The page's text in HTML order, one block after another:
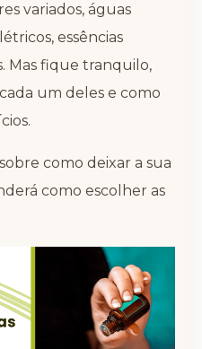
variados, águas
essências
Mas fique tranquilo,
um deles e como
como deixar a sua
como escolher as